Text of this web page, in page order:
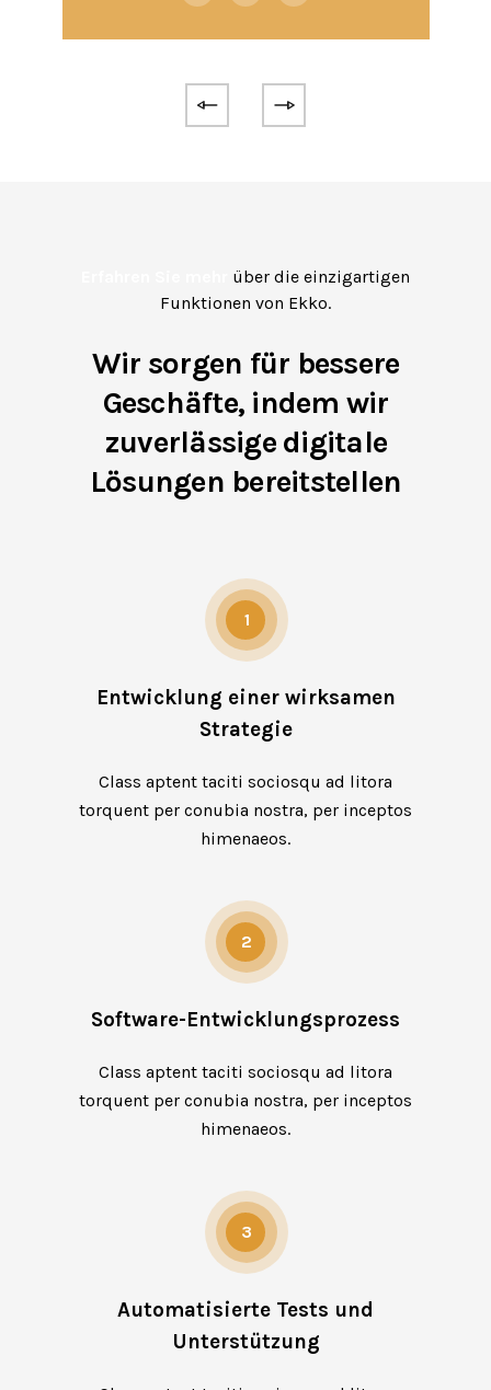
über die einzigartigen
Funktionen von Ekko.
Wir sorgen für bessere
Geschäfte, indem wir
zuverlässige digitale
Lösungen bereitstellen
1
Entwicklung einer wirksamen
Strategie
Class aptent taciti sociosqu ad litora
torquent per conubia nostra, per inceptos
himenaeos.
2
Software-Entwicklungsprozess
Class aptent taciti sociosqu ad litora
torquent per conubia nostra, per inceptos
himenaeos.
3
Automatisierte Tests und
Unterstützung